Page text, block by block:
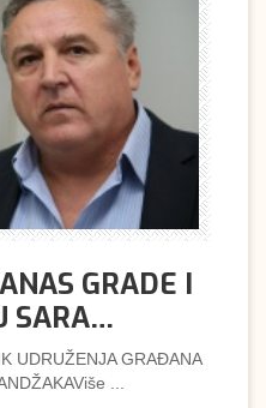
GRADE I
SARA…
UDRUŽENJA GRAĐANA
...